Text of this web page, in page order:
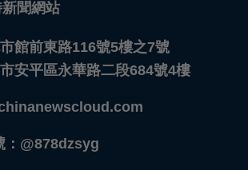
聞網站
館前東路116號5樓之7號
安平區永華路二段684號4樓
：@878dzsyg